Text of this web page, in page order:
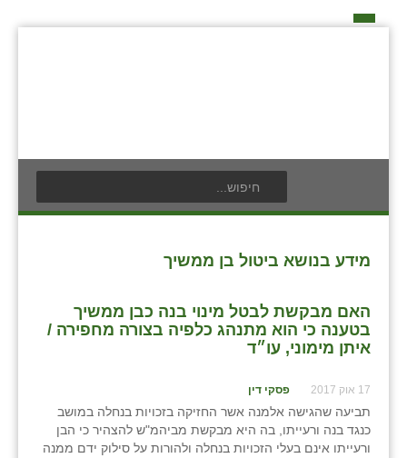
מידע בנושא ביטול בן ממשיך
האם מבקשת לבטל מינוי בנה כבן ממשיך
בטענה כי הוא מתנהג כלפיה בצורה מחפירה /
איתן מימוני, עו״ד
17 אוק 2017 פסקי דין
תביעה שהגישה אלמנה אשר החזיקה בזכויות בנחלה במושב
כנגד בנה ורעייתו, בה היא מבקשת מביהמ"ש להצהיר כי הבן
ורעייתו אינם בעלי הזכויות בנחלה ולהורות על סילוק ידם ממנה
בעלי תפקיד בתנועה
חברי מזכירות האיחוד החקלאי
אילניה
ביתן אהרון
בן נון
בני נצרים
בני ציון
לוח אירועים